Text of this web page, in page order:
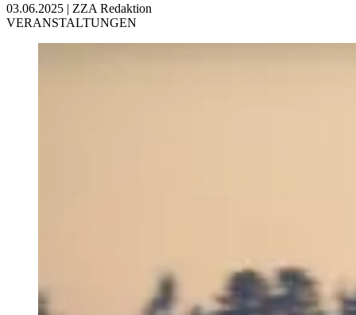
03.06.2025 | ZZA Redaktion
VERANSTALTUNGEN